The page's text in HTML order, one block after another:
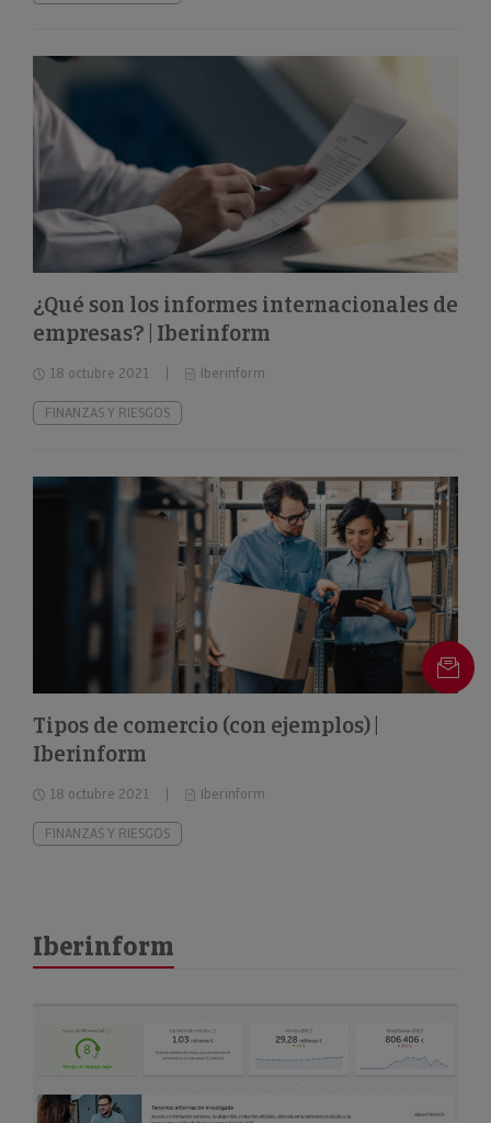
¿Qué son los informes internacionales de
empresas? | Iberinform
18 octubre 2021 Iberinform
FINANZAS Y RIESGOS
Tipos de comercio (con ejemplos) |
Iberinform
18 octubre 2021 Iberinform
FINANZAS Y RIESGOS
Iberinform